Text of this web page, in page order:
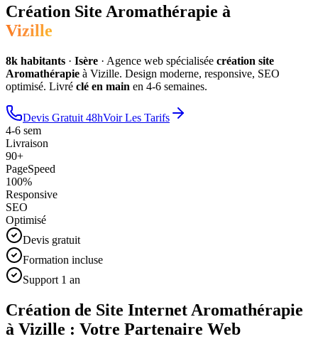
Création Site Aromathérapie à
Vizille
8k habitants · Isère · Agence web spécialisée création site
Aromathérapie à Vizille. Design moderne, responsive, SEO
optimisé. Livré clé en main en 4-6 semaines.
Devis Gratuit 48hVoir Les Tarifs
4-6 sem
Livraison
90+
PageSpeed
100%
Responsive
SEO
Optimisé
Devis gratuit
Formation incluse
Support 1 an
Création de Site Internet Aromathérapie
à Vizille : Votre Partenaire Web